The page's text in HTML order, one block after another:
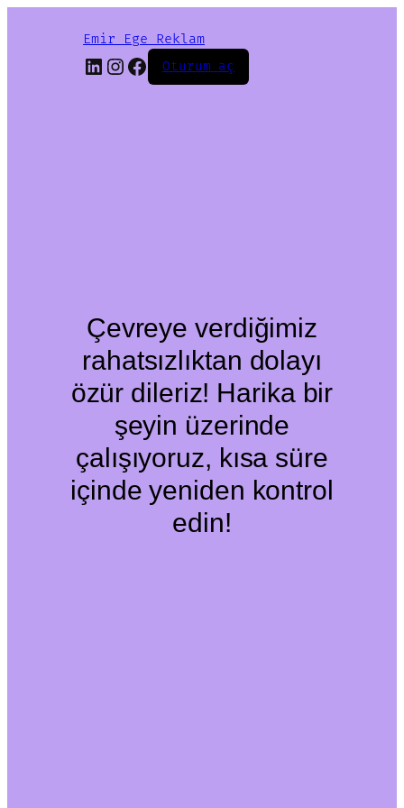
Emir Ege Reklam
LinkedIn
Instagram
Facebook
Oturum aç
Çevreye verdiğimiz
rahatsızlıktan dolayı
özür dileriz! Harika bir
şeyin üzerinde
çalışıyoruz, kısa süre
içinde yeniden kontrol
edin!